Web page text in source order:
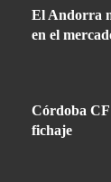
El Andorra
en el
Córdoba
fichaje